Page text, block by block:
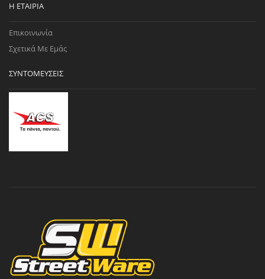
Η ΕΤΑΙΡΊΑ
Επικοινωνία
Σχετικά Με Εμάς
ΣΥΝΤΟΜΕΎΣΕΙΣ